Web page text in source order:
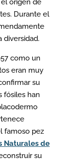
origen de
Durante el
diversidad.
como un
eran muy
su
fósiles han
famoso pez
Naturales de
su